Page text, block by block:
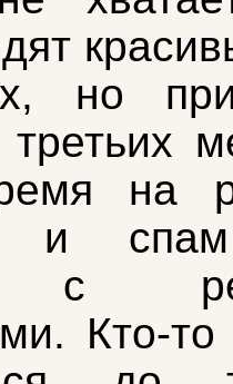
но
третьих
на
и
с
Кто-